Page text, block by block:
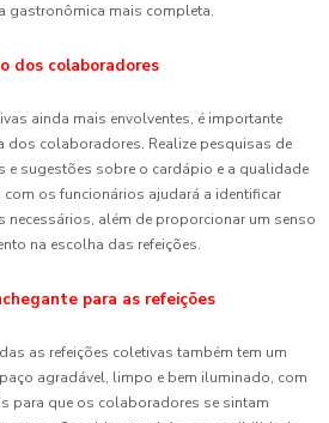
gastronômica mais completa.
dos colaboradores
ainda mais envolventes, é importante
dos colaboradores. Realize pesquisas de
e sugestões sobre o cardápio e a qualidade
com os funcionários ajudará a identificar
necessários, além de proporcionar um senso
na escolha das refeições.
para as refeições
as refeições coletivas também tem um
agradável, limpo e bem iluminado, com
para que os colaboradores se sintam